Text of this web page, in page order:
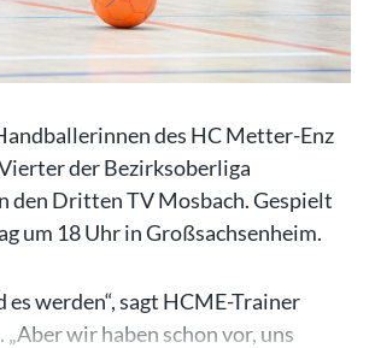
des HC Metter-Enz
der Bezirksoberliga
den Dritten TV Mosbach. Gespielt
um 18 Uhr in Großsachsenheim.
es werden“, sagt HCME-Trainer
wir haben schon vor, uns